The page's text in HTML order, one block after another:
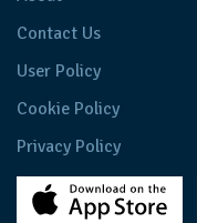
Contact Us
User Policy
Cookie Policy
Privacy Policy